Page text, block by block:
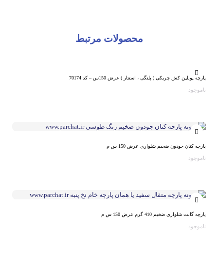
محصولات مرتبط
پارچه پوبلین کش چریکی ( پلنگی ، استتار ) عرض 150س – کد 70174
ناموجود
پارچه کتان جودون ضخیم شلواری عرض 150 س م
ناموجود
پارچه گانت شلواری ضخیم 410 گرم عرض 150 س م
ناموجود